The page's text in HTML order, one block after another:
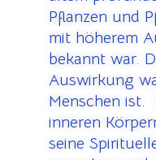
Pflanzen und
mit höherem
bekannt war.
Auswirkung
Menschen ist.
inneren
seine